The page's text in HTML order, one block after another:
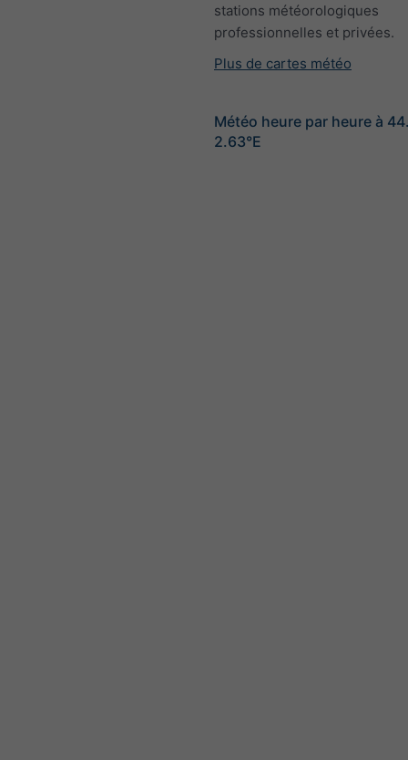
stations météorologiques
professionnelles et privées.
Plus de cartes météo
Météo heure par heure à
2.63°E